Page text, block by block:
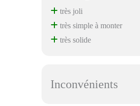
très joli
très simple à monter
très solide
Inconvénients